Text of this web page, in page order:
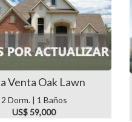
Venta Oak Lawn
2 Dorm. | 1 Baños
US$ 59,000